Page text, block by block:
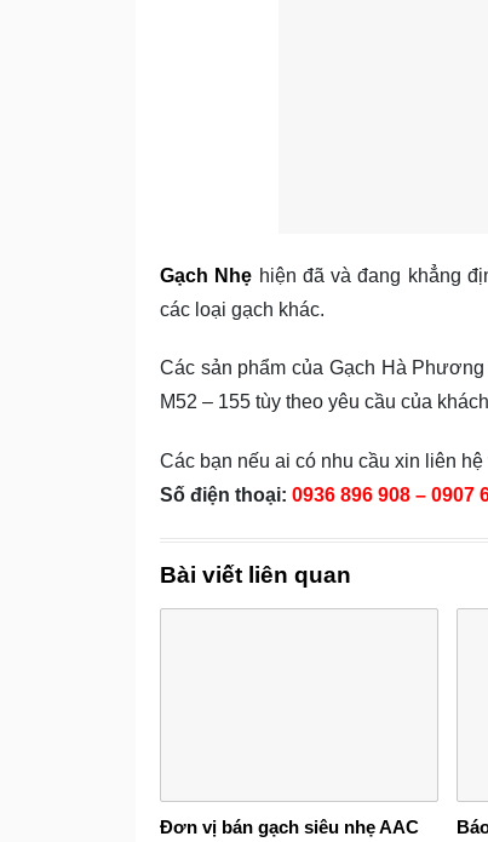
Gạch Nhẹ hiện đã và đang khẳng
các loại gạch khác.
Các sản phẩm của Gạch Hà
M52 – 155 tùy theo yêu cầu của
Các bạn nếu ai có nhu cầu xin liên
Số điện thoại: 0936 896 908 – 0907
Bài viết liên quan
Đơn vị bán gạch siêu nhẹ AAC